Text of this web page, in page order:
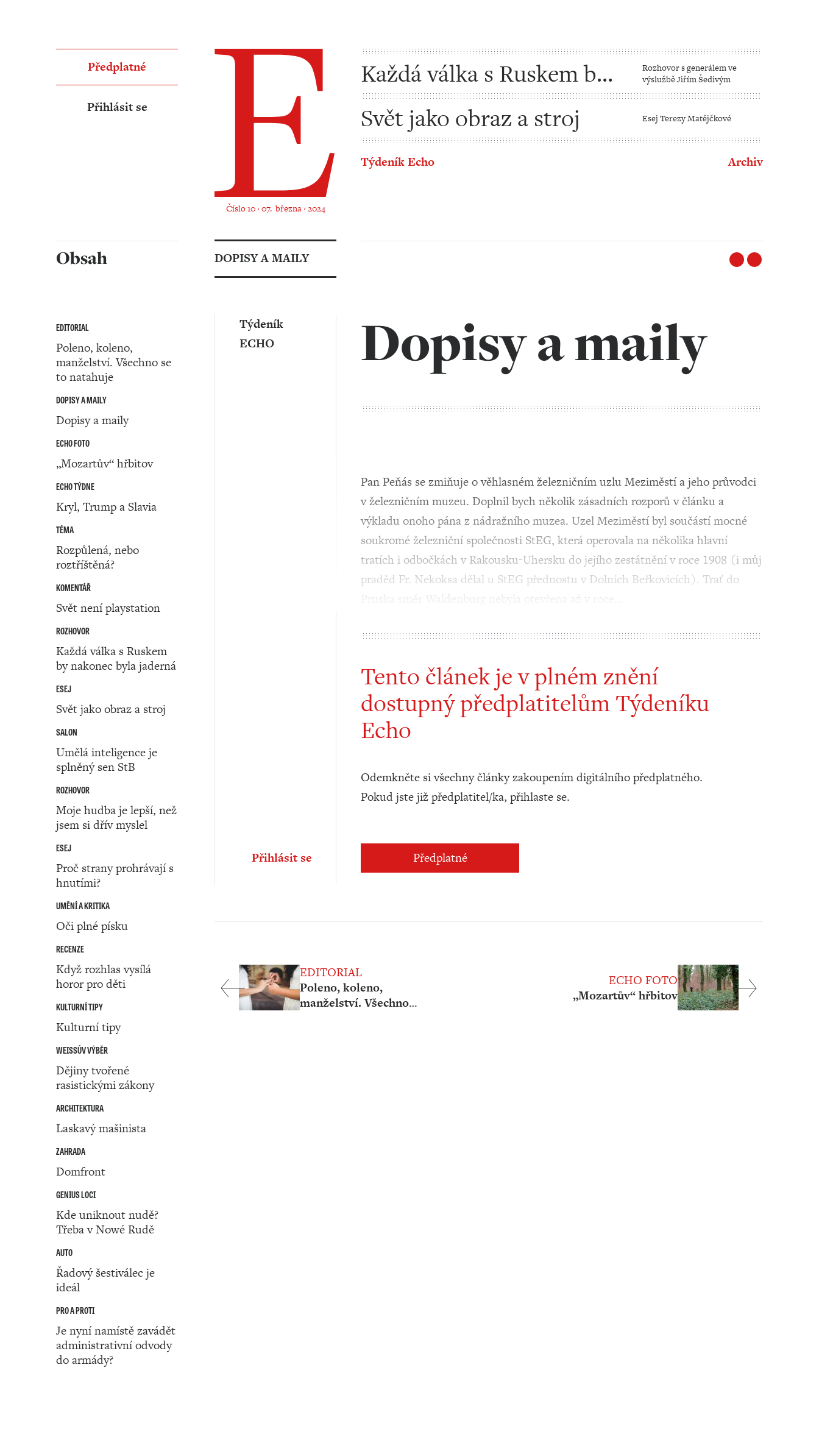
Číslo 10 ‧ 07. března ‧ 2024
Každá válka s Ruskem by
nakonec byla jaderná
Rozhovor s generálem ve
výslužbě Jiřím Šedivým
Svět jako obraz a stroj Esej Terezy Matějčkové
Týdeník Echo Archiv
Předplatné
Přihlásit se
Obsah
EDITORIAL
Poleno, koleno,
manželství. Všechno se
to natahuje
DOPISY A MAILY
Dopisy a maily
ECHO FOTO
„Mozartův“ hřbitov
ECHO TÝDNE
Kryl, Trump a Slavia
TÉMA
Rozpůlená, nebo
roztříštěná?
KOMENTÁŘ
Svět není playstation
ROZHOVOR
Každá válka s Ruskem
by nakonec byla jaderná
ESEJ
Svět jako obraz a stroj
SALON
Umělá inteligence je
splněný sen StB
ROZHOVOR
Moje hudba je lepší, než
jsem si dřív myslel
ESEJ
Proč strany prohrávají s
hnutími?
UMĚNÍ A KRITIKA
Oči plné písku
RECENZE
Když rozhlas vysílá
horor pro děti
KULTURNÍ TIPY
Kulturní tipy
WEISSŮV VÝBĚR
Dějiny tvořené
rasistickými zákony
ARCHITEKTURA
Laskavý mašinista
ZAHRADA
Domfront
GENIUS LOCI
Kde uniknout nudě?
Třeba v Nowé Rudě
AUTO
Řadový šestiválec je
ideál
PRO A PROTI
Je nyní namístě zavádět
administrativní odvody
do armády?
DOPISY A MAILY
Dopisy a maily
Týdeník
ECHO
Pan Peňás se zmiňuje o věhlasném železničním uzlu Meziměstí a jeho průvodci
v železničním muzeu. Doplnil bych několik zásadních rozporů v článku a
výkladu onoho pána z nádražního muzea. Uzel Meziměstí byl součástí mocné
soukromé železniční společnosti StEG, která operovala na několika hlavní
tratích i odbočkách v Rakousku-Uhersku do jejího zestátnění v roce 1908 (i můj
praděd Fr. Nekoksa dělal u StEG přednostu v Dolních Beřkovicích). Trať do
Tento článek je v plném znění
dostupný předplatitelům Týdeníku
Echo
Odemkněte si všechny články zakoupením digitálního předplatného.
Pokud jste již předplatitel/ka, přihlaste se.
Předplatné
Přihlásit se
ECHO FOTO
„Mozartův“ hřbitov
EDITORIAL
Poleno, koleno,
manželství. Všechno